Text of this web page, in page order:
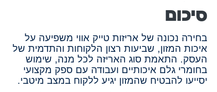
סיכום
בחירה נכונה של אריזות טייק אווי משפיעה על
איכות המזון, שביעות רצון הלקוחות והתדמית של
העסק. התאמת סוג האריזה לכל מנה, שימוש
בחומרי גלם איכותיים ועבודה עם ספק מקצועי
יסייעו להבטיח שהמזון יגיע ללקוח במצב מיטבי.